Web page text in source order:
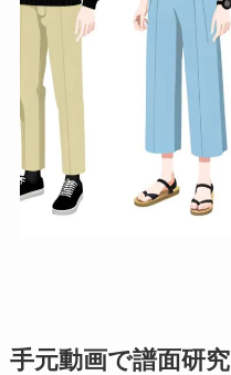
手元動画で譜面研究